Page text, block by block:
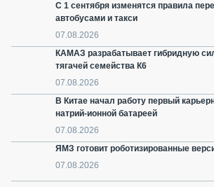
С 1 сентября изменятся правила
автобусами и такси
07.08.2026
КАМАЗ разрабатывает гибридную
тягачей семейства К6
07.08.2026
В Китае начал работу первый
натрий-ионной батареей
07.08.2026
ЯМЗ готовит роботизированные
07.08.2026